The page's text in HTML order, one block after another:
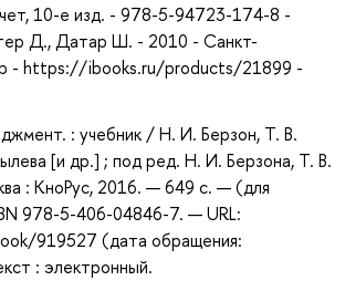
10-е изд. - 978-5-94723-174-8 -
Д., Датар Ш. - 2010 - Санкт-
- https://ibooks.ru/products/21899 -
: учебник / Н. И. Берзон, Т. В.
[и др.] ; под ред. Н. И. Берзона, Т. В.
: КноРус, 2016. — 649 с. — (для
978-5-406-04846-7. — URL:
919527 (дата обращения:
: электронный.